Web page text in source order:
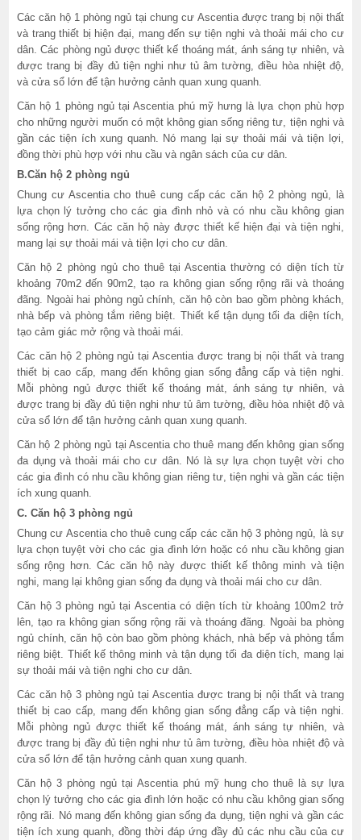
Các căn hộ 1 phòng ngủ tại chung cư Ascentia được trang bị nội thất
và trang thiết bị hiện đại, mang đến sự tiện nghi và thoải mái cho cư
dân. Các phòng ngủ được thiết kế thoáng mát, ánh sáng tự nhiên, và
được trang bị đầy đủ tiện nghi như tủ âm tường, điều hòa nhiệt độ,
và cửa sổ lớn để tận hưởng cảnh quan xung quanh.
Căn hộ 1 phòng ngủ tại Ascentia phú mỹ hưng là lựa chọn phù hợp
cho những người muốn có một không gian sống riêng tư, tiện nghi và
gần các tiện ích xung quanh. Nó mang lại sự thoải mái và tiện lợi,
đồng thời phù hợp với nhu cầu và ngân sách của cư dân.
B.Căn hộ 2 phòng ngủ
Chung cư Ascentia cho thuê cung cấp các căn hộ 2 phòng ngủ, là
lựa chọn lý tưởng cho các gia đình nhỏ và có nhu cầu không gian
sống rộng hơn. Các căn hộ này được thiết kế hiện đại và tiện nghi,
mang lại sự thoải mái và tiện lợi cho cư dân.
Căn hộ 2 phòng ngủ cho thuê tại Ascentia thường có diện tích từ
khoảng 70m2 đến 90m2, tạo ra không gian sống rộng rãi và thoáng
đãng. Ngoài hai phòng ngủ chính, căn hộ còn bao gồm phòng khách,
nhà bếp và phòng tắm riêng biệt. Thiết kế tận dụng tối đa diện tích,
tạo cảm giác mở rộng và thoải mái.
Các căn hộ 2 phòng ngủ tại Ascentia được trang bị nội thất và trang
thiết bị cao cấp, mang đến không gian sống đẳng cấp và tiện nghi.
Mỗi phòng ngủ được thiết kế thoáng mát, ánh sáng tự nhiên, và
được trang bị đầy đủ tiện nghi như tủ âm tường, điều hòa nhiệt độ và
cửa sổ lớn để tận hưởng cảnh quan xung quanh.
Căn hộ 2 phòng ngủ tại Ascentia cho thuê mang đến không gian sống
đa dụng và thoải mái cho cư dân. Nó là sự lựa chọn tuyệt vời cho
các gia đình có nhu cầu không gian riêng tư, tiện nghi và gần các tiện
ích xung quanh.
C. Căn hộ 3 phòng ngủ
Chung cư Ascentia cho thuê cung cấp các căn hộ 3 phòng ngủ, là sự
lựa chọn tuyệt vời cho các gia đình lớn hoặc có nhu cầu không gian
sống rộng hơn. Các căn hộ này được thiết kế thông minh và tiện
nghi, mang lại không gian sống đa dụng và thoải mái cho cư dân.
Căn hộ 3 phòng ngủ tại Ascentia có diện tích từ khoảng 100m2 trở
lên, tạo ra không gian sống rộng rãi và thoáng đãng. Ngoài ba phòng
ngủ chính, căn hộ còn bao gồm phòng khách, nhà bếp và phòng tắm
riêng biệt. Thiết kế thông minh và tận dụng tối đa diện tích, mang lại
sự thoải mái và tiện nghi cho cư dân.
Các căn hộ 3 phòng ngủ tại Ascentia được trang bị nội thất và trang
thiết bị cao cấp, mang đến không gian sống đẳng cấp và tiện nghi.
Mỗi phòng ngủ được thiết kế thoáng mát, ánh sáng tự nhiên, và
được trang bị đầy đủ tiện nghi như tủ âm tường, điều hòa nhiệt độ và
cửa sổ lớn để tận hưởng cảnh quan xung quanh.
Căn hộ 3 phòng ngủ tại Ascentia phú mỹ hung cho thuê là sự lựa
chọn lý tưởng cho các gia đình lớn hoặc có nhu cầu không gian sống
rộng rãi. Nó mang đến không gian sống đa dụng, tiện nghi và gần các
tiện ích xung quanh, đồng thời đáp ứng đầy đủ các nhu cầu của cư